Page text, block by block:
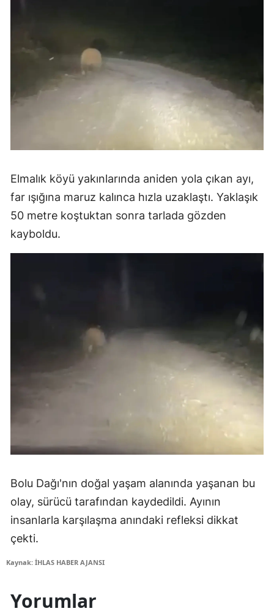
Elmalık köyü yakınlarında aniden yola çıkan ayı,
far ışığına maruz kalınca hızla uzaklaştı. Yaklaşık
50 metre koştuktan sonra tarlada gözden
kayboldu.
Bolu Dağı'nın doğal yaşam alanında yaşanan bu
olay, sürücü tarafından kaydedildi. Ayının
insanlarla karşılaşma anındaki refleksi dikkat
çekti.
Kaynak: İHLAS HABER AJANSI
Yorumlar